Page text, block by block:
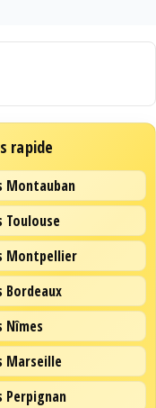
rapide
Montauban
Montpellier
Marseille